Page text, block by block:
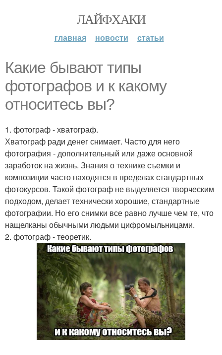
ЛАЙФХАКИ
главная новости статьи
Какие бывают типы
фотографов и к какому
относитесь вы?
1. фотограф - хватограф.
Хватограф ради денег снимает. Часто для него
фотография - дополнительный или даже основной
заработок на жизнь. Знания о технике съемки и
композиции часто находятся в пределах стандартных
фотокурсов. Такой фотограф не выделяется творческим
подходом, делает технически хорошие, стандартные
фотографии. Но его снимки все равно лучше чем те, что
нащелканы обычными людьми цифромыльницами.
2. фотограф - теоретик.